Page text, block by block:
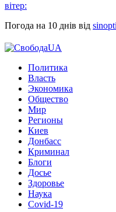
вітер:
Погода на 10 днів від
Политика
Власть
Экономика
Общество
Мир
Регионы
Киев
Донбасс
Криминал
Блоги
Досье
Здоровье
Наука
Covid-19